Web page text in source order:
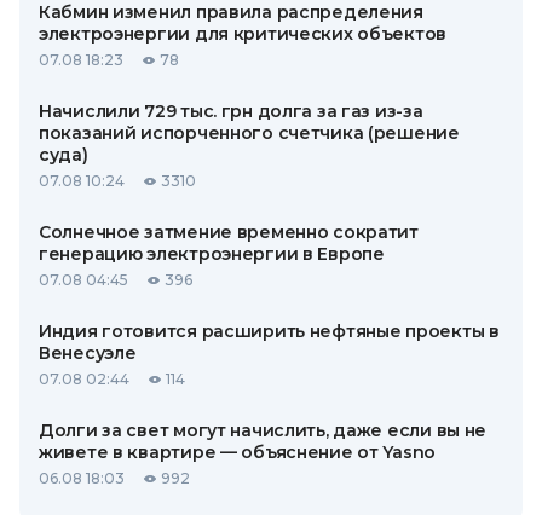
Кабмин изменил правила распределения
электроэнергии для критических объектов
07.08 18:23 78
Начислили 729 тыс. грн долга за газ из-за
показаний испорченного счетчика (решение
суда)
07.08 10:24 3310
Солнечное затмение временно сократит
генерацию электроэнергии в Европе
07.08 04:45 396
Индия готовится расширить нефтяные проекты в
Венесуэле
07.08 02:44 114
Долги за свет могут начислить, даже если вы не
живете в квартире — объяснение от Yasno
06.08 18:03 992